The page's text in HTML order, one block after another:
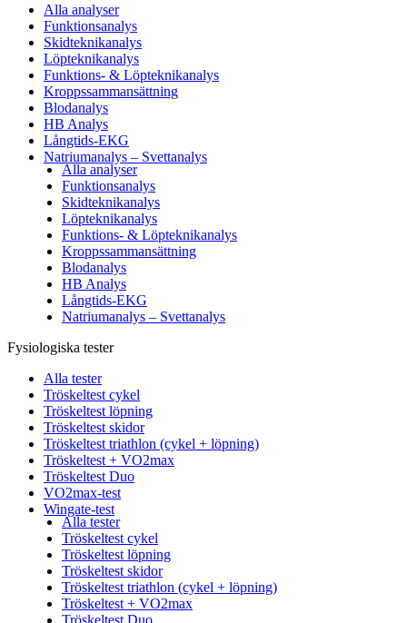
Alla analyser
Funktionsanalys
Skidteknikanalys
Löpteknikanalys
Funktions- & Löpteknikanalys
Kroppssammansättning
Blodanalys
HB Analys
Långtids-EKG
Natriumanalys – Svettanalys
Alla analyser
Funktionsanalys
Skidteknikanalys
Löpteknikanalys
Funktions- & Löpteknikanalys
Kroppssammansättning
Blodanalys
HB Analys
Långtids-EKG
Natriumanalys – Svettanalys
Fysiologiska tester
Alla tester
Tröskeltest cykel
Tröskeltest löpning
Tröskeltest skidor
Tröskeltest triathlon (cykel + löpning)
Tröskeltest + VO2max
Tröskeltest Duo
VO2max-test
Wingate-test
Alla tester
Tröskeltest cykel
Tröskeltest löpning
Tröskeltest skidor
Tröskeltest triathlon (cykel + löpning)
Tröskeltest + VO2max
Tröskeltest Duo